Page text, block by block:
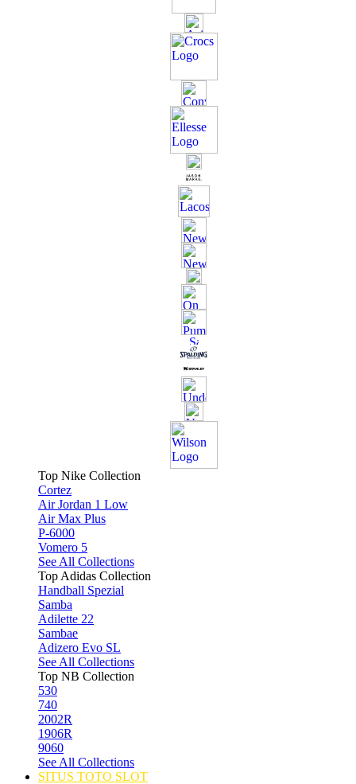
Top Nike Collection
Cortez
Air Jordan 1 Low
Air Max Plus
P-6000
Vomero 5
See All Collections
Top Adidas Collection
Handball Spezial
Samba
Adilette 22
Sambae
Adizero Evo SL
See All Collections
Top NB Collection
530
740
2002R
1906R
9060
See All Collections
SITUS TOTO SLOT